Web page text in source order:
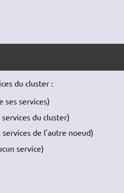
du cluster :
ses services)
du cluster)
de l'autre noeud)
service)